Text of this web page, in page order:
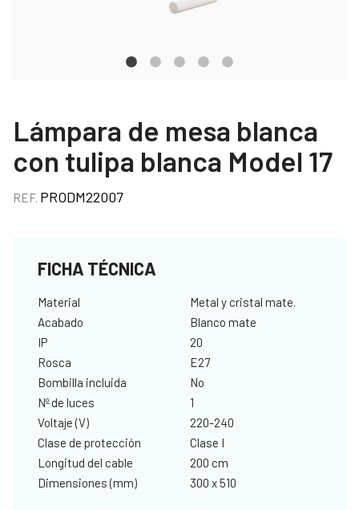
Lámpara de mesa blanca
con tulipa blanca Model 17
REF. PRODM22007
FICHA TÉCNICA
Material
Metal y cristal mate.
Acabado
Blanco mate
IP
20
Rosca
E27
Bombilla incluida
No
Nº de luces
1
Voltaje (V)
220-240
Clase de protección
Clase I
Longitud del cable
200 cm
Dimensiones (mm)
300 x 510